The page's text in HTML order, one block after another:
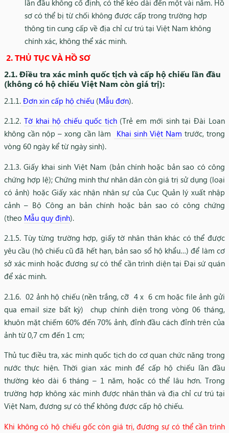
lần đầu không cố định, có thể kéo dài đến một vài năm. Hồ
sơ có thể bị từ chối không được cấp trong trường hợp
thông tin cung cấp về địa chỉ cư trú tại Việt Nam không
chính xác, không thể xác minh.
2. THỦ TỤC VÀ HỒ SƠ
2.1. Điều tra xác minh quốc tịch và cấp hộ chiếu lần đầu
(không có hộ chiếu Việt Nam còn giá trị):
2.1.1. Đơn xin cấp hộ chiếu (Mẫu đơn).
2.1.2. Tờ khai hộ chiếu quốc tịch(Trẻ em mới sinh tại Đài Loan
không cần nộp – xong cần làm
Khai sinh Việt Nam trước, trong
vòng 60 ngày kể từ ngày sinh).
2.1.3. Giấy khai sinh Việt Nam (bản chính hoặc bản sao có công
chứng hợp lệ); Chứng minh thư nhân dân còn giá trị sử dụng (loại
có ảnh) hoặc Giấy xác nhận nhân sự của Cục Quản lý xuất nhập
cảnh – Bộ Công an bản chính hoặc bản sao có công chứng
(theo Mẫu quy định).​
2.1.5. Tùy từng trường hợp, giấy tờ nhân thân khác có thể được
yêu cầu (hộ chiếu cũ đã hết hạn, bản sao sổ hộ khẩu…) để làm cơ
sở xác minh hoặc đương sự có thể cần trình diện tại Đại sứ quán
để xác minh.​
2.1.6. 02 ảnh hộ chiếu (nền trắng, cỡ 4 x 6 cm hoặc file ảnh gửi
qua email size bất kỳ) chụp chính diện trong vòng 06 tháng,
khuôn mặt chiếm 60% đến 70% ảnh, đỉnh đầu cách đỉnh trên của
ảnh từ 0,7 cm đến 1 cm;
Thủ tục điều tra, xác minh quốc tịch do cơ quan chức năng trong
nước thực hiện. Thời gian xác minh để cấp hộ chiếu lần đầu
thường kéo dài 6 tháng – 1 năm, hoặc có thể lâu hơn. Trong
trường hợp không xác minh được nhân thân và địa chỉ cư trú tại
Việt Nam, đương sự có thể không được cấp hộ chiếu.
Khi không có hộ chiếu gốc còn giá trị, đương sự có thể cần trình